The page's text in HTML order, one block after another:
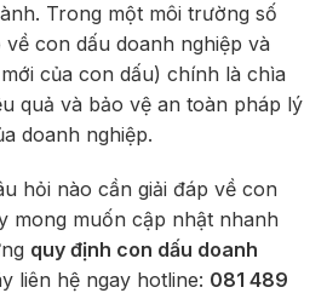
Trong một môi trường số
con dấu doanh nghiệp và
của con dấu) chính là chìa
quả và bảo vệ an toàn pháp lý
doanh nghiệp.
hỏi nào cần giải đáp về con
mong muốn cập nhật nhanh
quy định con dấu doanh
liên hệ ngay hotline: 081 489